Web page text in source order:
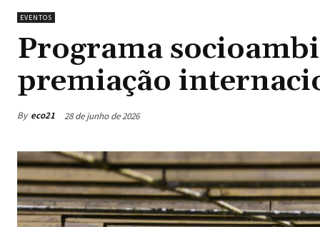
EVENTOS
Programa
premiação
By eco21 28 de junho de 2026